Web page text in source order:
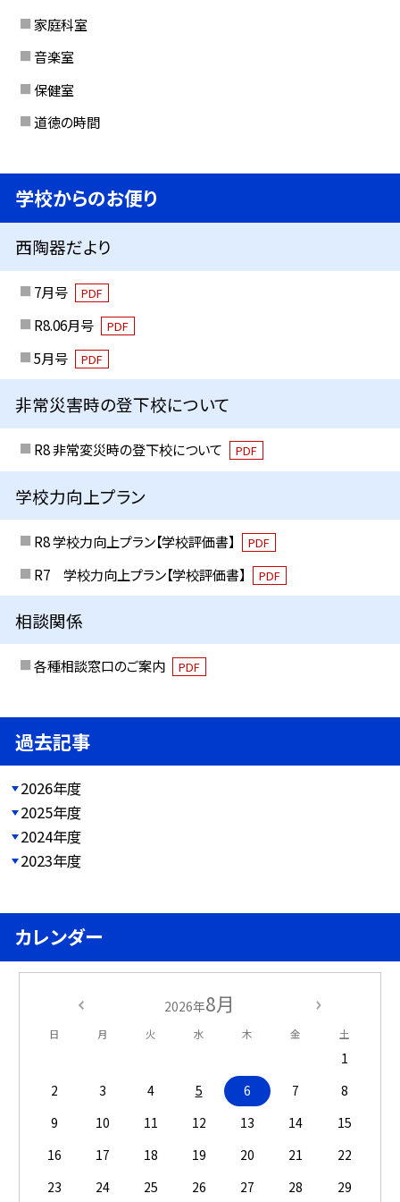
家庭科室
音楽室
保健室
道徳の時間
学校からのお便り
西陶器だより
7月号 PDF
R8.06月号 PDF
5月号 PDF
非常災害時の登下校について
R8 非常変災時の登下校について PDF
学校力向上プラン
R8 学校力向上プラン【学校評価書】 PDF
R7 学校力向上プラン【学校評価書】 PDF
相談関係
各種相談窓口のご案内 PDF
過去記事
2026年度
2025年度
2024年度
2023年度
カレンダー
2026年8月
日 月 火 水 木 金 土
1
2
3 4 5 6 7
8
9
10 11 12 13 14
15
16
17 18 19 20 21
22
23
24 25 26 27 28 29